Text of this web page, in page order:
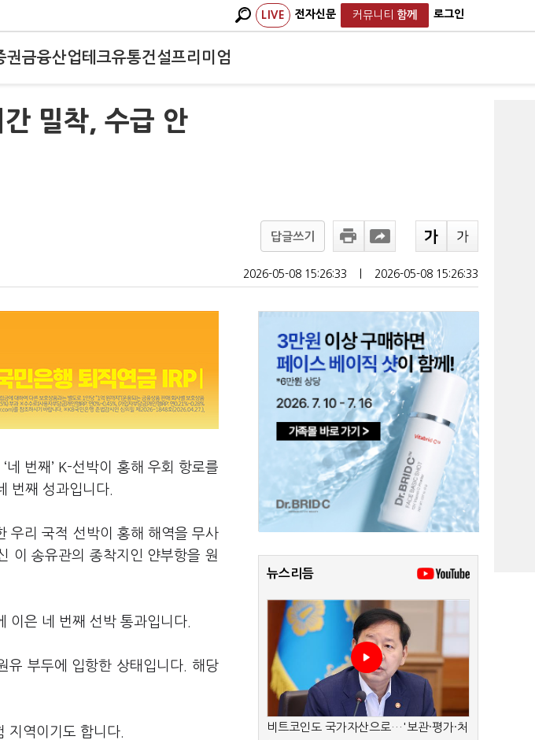
LIVE 전자신문 커뮤니티 함께 로그인
권금융산업테크유통건설프리미엄
밀착, 수급 안
답글쓰기
2026-05-08 15:26:33 2026-05-08 15:26:33
번째’ K-선박이 홍해 우회 항로를
번째 성과입니다.
우리 국적 선박이 홍해 해역을 무사
이 송유관의 종착지인 얀부항을 원
은 네 번째 선박 통과입니다.
부두에 입항한 상태입니다. 해당
지역이기도 합니다.
뉴스리듬
비트코인도 국가자산으로…'보관·평가·처